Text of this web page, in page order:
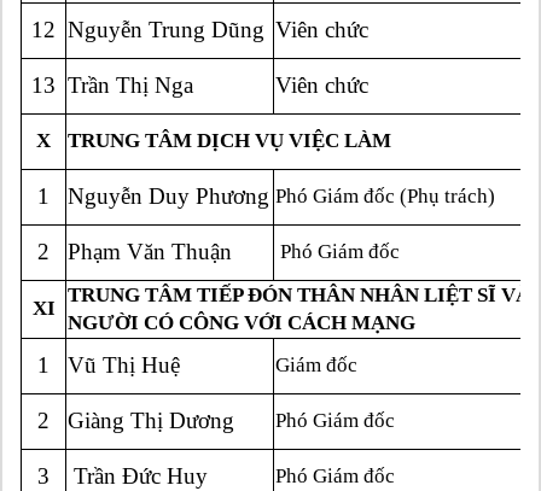
12 Nguyễn Trung Dũng Viên chức
13 Trần Thị Nga Viên chức
X TRUNG TÂM DỊCH VỤ VIỆC LÀM
1 Nguyễn Duy Phương Phó Giám đốc (Phụ trách)
2 Phạm Văn Thuận Phó Giám đốc
XI
TRUNG TÂM TIẾP ĐÓN THÂN NHÂN LIỆT SĨ VÀ
NGƯỜI CÓ CÔNG VỚI CÁCH MẠNG
1 Vũ Thị Huệ Giám đốc
2 Giàng Thị Dương Phó Giám đốc
3 Trần Đức Huy Phó Giám đốc